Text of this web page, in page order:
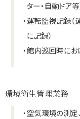
ター・自動ドア等
・運転監視記録
に記録）
・館内巡回時にお
環境衛生管理業務
・空気環境の測定